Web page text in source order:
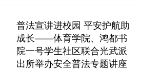
普法宣讲进校园 平安护航助
成长——体育学院、鸿都书
院一号学生社区联合光武派
出所举办安全普法专题讲座